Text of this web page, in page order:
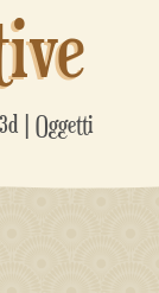
| Oggetti